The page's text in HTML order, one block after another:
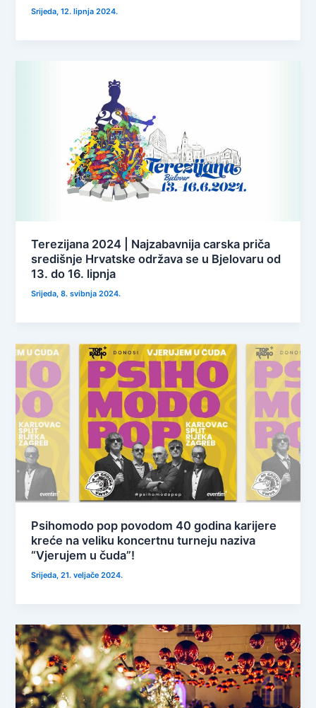
Srijeda, 12. lipnja 2024.
Terezijana 2024 | Najzabavnija carska priča
središnje Hrvatske održava se u Bjelovaru od
13. do 16. lipnja
Srijeda, 8. svibnja 2024.
Psihomodo pop povodom 40 godina karijere
kreće na veliku koncertnu turneju naziva
“Vjerujem u čuda”!
Srijeda, 21. veljače 2024.